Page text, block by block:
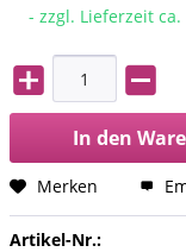
- zzgl. Lieferzeit ca.
In den
Merken
Artikel-Nr.: